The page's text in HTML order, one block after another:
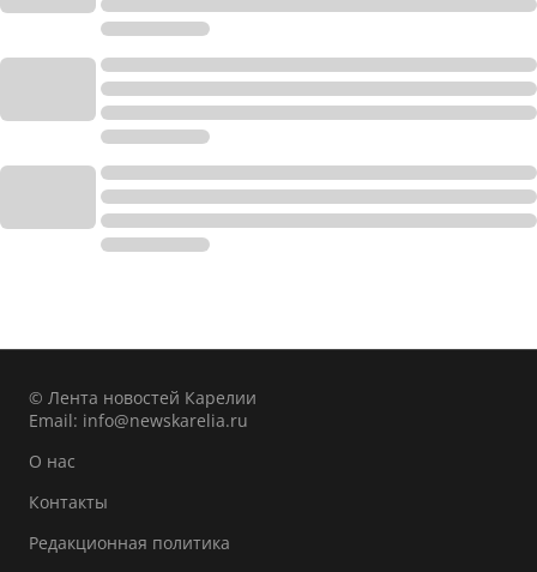
© Лента новостей Карелии
Email: info@newskarelia.ru
О нас
Контакты
Редакционная политика